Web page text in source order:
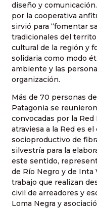
diseño y
por la cooperativa
sirvió para “fomentar
tradicionales del
cultural de la región y
solidaria como modo
ambiente y las
organización.
Más de 70 personas
Patagonia se
convocadas por la
atraviesa a la Red es
socioproductivo de
silvestría para la
este sentido,
de Río Negro y de Inta
trabajo que realizan
civil de arreadores y
Loma Negra y